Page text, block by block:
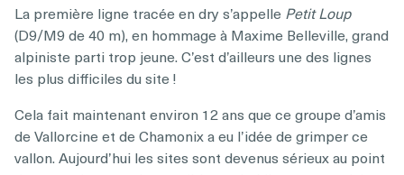
La première ligne tracée en dry s’appelle Petit Loup
(D9/M9 de 40 m), en hommage à Maxime Belleville, grand
alpiniste parti trop jeune. C’est d’ailleurs une des lignes
les plus difficiles du site !
Cela fait maintenant environ 12 ans que ce groupe d’amis
de Vallorcine et de Chamonix a eu l’idée de grimper ce
vallon. Aujourd’hui les sites sont devenus sérieux au point